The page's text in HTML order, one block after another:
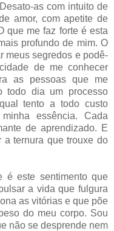
as com intuito de
amor, com apetite de
que me faz forte é esta
profundo de mim. O
meus segredos e podê-
de me conhecer
as pessoas que me
todo dia um processo
tento a todo custo
essência. Cada
de aprendizado. E
a ternura que trouxe do
é este sentimento que
a vida que fulgura
as vitórias e que põe
do meu corpo. Sou
não se desprende nem